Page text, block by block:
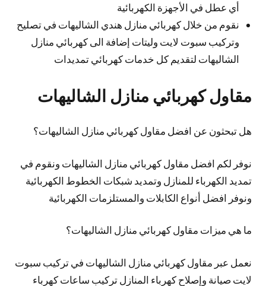
أي عطل في الأجهزة الكهربائية
نقوم من خلال كهربائي منازل هندي الشاليهات في تصليح
وتركيب سبوت لايت وليتات إضافة الى كهربائي منازل
الشاليهات لتقديم كل خدمات كهربائي تمديدات
مقاول كهربائي منازل الشاليهات
هل تبحثون عن افضل مقاول كهربائي منازل الشاليهات؟
نوفر لكم افضل مقاول كهربائي منازل الشاليهات ونقوم في
تمديد الكهرباء للمنازل وتمديد شبكات الخطوط الكهربائية
ونوفر افضل أنواع الكابلات والمستلزمات الكهربائية
ما هي ميزات مقاول كهربائي منازل الشاليهات؟
نعمل عبر مقاول كهربائي منازل الشاليهات في تركيب سبوت
لايت صيانة وإصلاح كهرباء المنازل تركيب ساعات كهرباء